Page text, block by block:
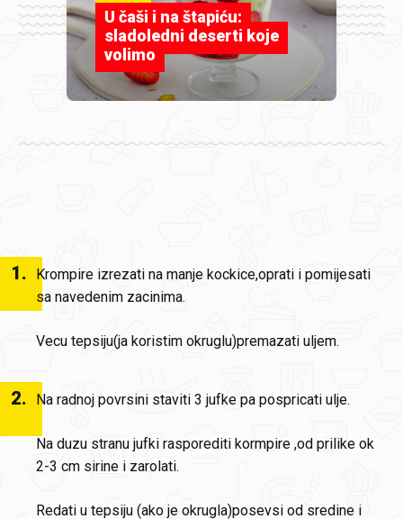
U čaši i na štapiću:
sladoledni deserti koje
volimo
1.
Krompire izrezati na manje kockice,oprati i pomijesati
sa navedenim zacinima.
Vecu tepsiju(ja koristim okruglu)premazati uljem.
2. Na radnoj povrsini staviti 3 jufke pa pospricati ulje.
Na duzu stranu jufki rasporediti kormpire ,od prilike ok
2-3 cm sirine i zarolati.
Redati u tepsiju (ako je okrugla)posevsi od sredine i